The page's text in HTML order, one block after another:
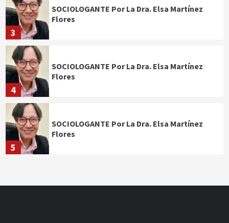
3
SOCIOLOGANTE Por La Dra. Elsa Martínez
Flores
4
SOCIOLOGANTE Por La Dra. Elsa Martínez
Flores
5
SOCIOLOGANTE Por La Dra. Elsa Martínez
Flores